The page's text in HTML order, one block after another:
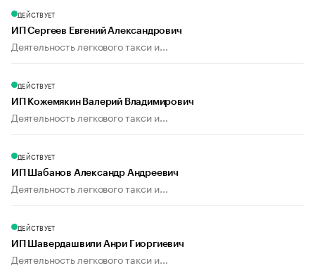
ДЕЙСТВУЕТ
ИП Сергеев Евгений Александрович
Деятельность легкового такси и...
ДЕЙСТВУЕТ
ИП Кожемякин Валерий Владимирович
Деятельность легкового такси и...
ДЕЙСТВУЕТ
ИП Шабанов Александр Андреевич
Деятельность легкового такси и...
ДЕЙСТВУЕТ
ИП Шавердашвили Анри Гиоргиевич
Деятельность легкового такси и...